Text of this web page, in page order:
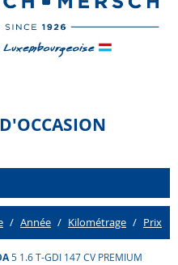
NOUS
D'OCCASION
Année Kilométrage Prix
5 1.6 T-GDI 147 CV PREMIUM